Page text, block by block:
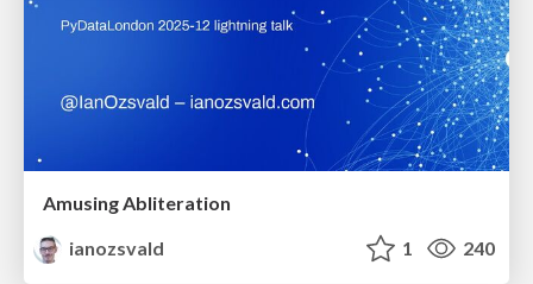
Amusing Abliteration
ianozsvald
1 240